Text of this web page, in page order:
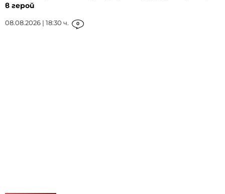
в герой
08.08.2026 | 18:30 ч. 0